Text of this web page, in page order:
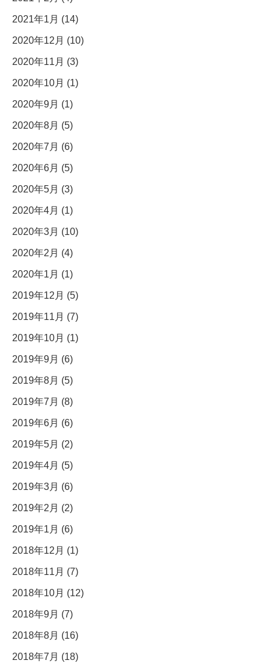
2021年1月 (14)
2020年12月 (10)
2020年11月 (3)
2020年10月 (1)
2020年9月 (1)
2020年8月 (5)
2020年7月 (6)
2020年6月 (5)
2020年5月 (3)
2020年4月 (1)
2020年3月 (10)
2020年2月 (4)
2020年1月 (1)
2019年12月 (5)
2019年11月 (7)
2019年10月 (1)
2019年9月 (6)
2019年8月 (5)
2019年7月 (8)
2019年6月 (6)
2019年5月 (2)
2019年4月 (5)
2019年3月 (6)
2019年2月 (2)
2019年1月 (6)
2018年12月 (1)
2018年11月 (7)
2018年10月 (12)
2018年9月 (7)
2018年8月 (16)
2018年7月 (18)